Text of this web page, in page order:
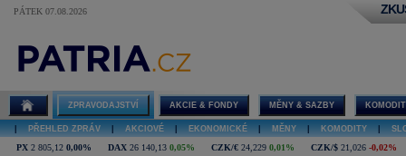
PÁTEK 07.08.2026
ZPRAVODAJSTVÍ AKCIE & FONDY MĚNY & SAZBY
PŘEHLED ZPRÁV AKCIOVÉ EKONOMICKÉ MĚNY KOMODITY
PX 2 805,12 0,00% DAX 26 140,13 0,05% CZK/€ 24,229 0,01% CZK/$ 21,026 -0,02%